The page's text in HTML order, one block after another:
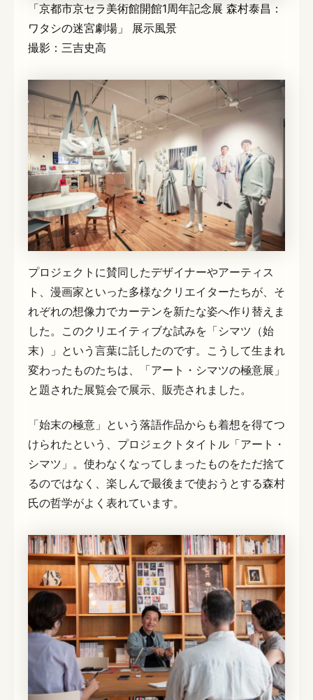
「京都市京セラ美術館開館1周年記念展 森村泰昌：
ワタシの迷宮劇場」 展示風景
撮影：三吉史高
プロジェクトに賛同したデザイナーやアーティス
ト、漫画家といった多様なクリエイターたちが、そ
れぞれの想像力でカーテンを新たな姿へ作り替えま
した。このクリエイティブな試みを「シマツ（始
末）」という言葉に託したのです。こうして生まれ
変わったものたちは、「アート・シマツの極意展」
と題された展覧会で展示、販売されました。
「始末の極意」という落語作品からも着想を得てつ
けられたという、プロジェクトタイトル「アート・
シマツ」。使わなくなってしまったものをただ捨て
るのではなく、楽しんで最後まで使おうとする森村
氏の哲学がよく表れています。